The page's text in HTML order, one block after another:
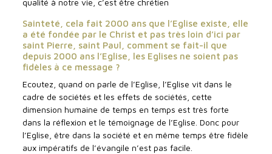
qualité à notre vie, c’est être chrétien
Sainteté, cela fait 2000 ans que l’Eglise existe, elle
a été fondée par le Christ et pas très loin d’ici par
saint Pierre, saint Paul, comment se fait-il que
depuis 2000 ans l’Eglise, les Eglises ne soient pas
fidèles à ce message ?
Ecoutez, quand on parle de l’Eglise, l’Eglise vit dans le
cadre de sociétés et les effets de sociétés, cette
dimension humaine de temps en temps est très forte
dans la réflexion et le témoignage de l’Eglise. Donc pour
l’Eglise, être dans la société et en même temps être fidèle
aux impératifs de l’évangile n’est pas facile.